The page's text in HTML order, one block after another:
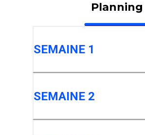
Planning
SEMAINE 1
SEMAINE 2